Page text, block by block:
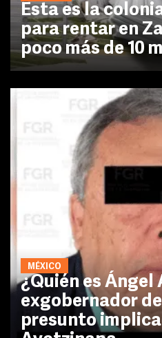
Esta es la
para rentar en
poco más de 10
MÉXICO
¿Quién es Ángel
exgobernador
presunto